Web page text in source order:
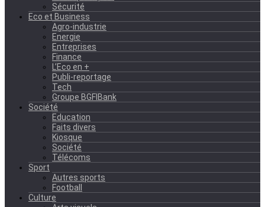
Sécurité
Eco et Business
Agro-industrie
Energie
Entreprises
Finance
L’Eco en +
Publi-reportage
Tech
Groupe BGFIBank
Société
Education
Faits divers
Kiosque
Société
Télécoms
Sport
Autres sports
Football
Culture